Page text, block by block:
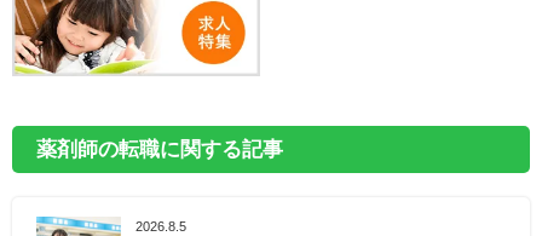
薬剤師の転職に関する記事
2026.8.5